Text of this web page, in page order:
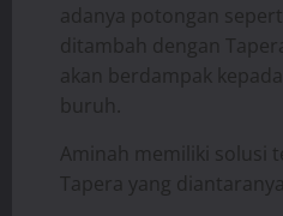
adanya potongan
ditambah dengan
akan berdampak
buruh.
Aminah memiliki solusi
Tapera yang